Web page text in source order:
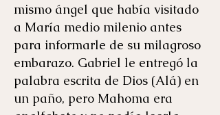
mismo ángel que había visitado
a María medio milenio antes
para informarle de su milagroso
embarazo. Gabriel le entregó la
palabra escrita de Dios (Alá) en
un paño, pero Mahoma era